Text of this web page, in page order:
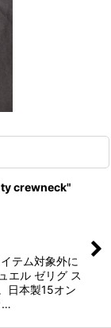
crewneck"
テム対象外に
エル ゼリグ ス
日本製15オン
…